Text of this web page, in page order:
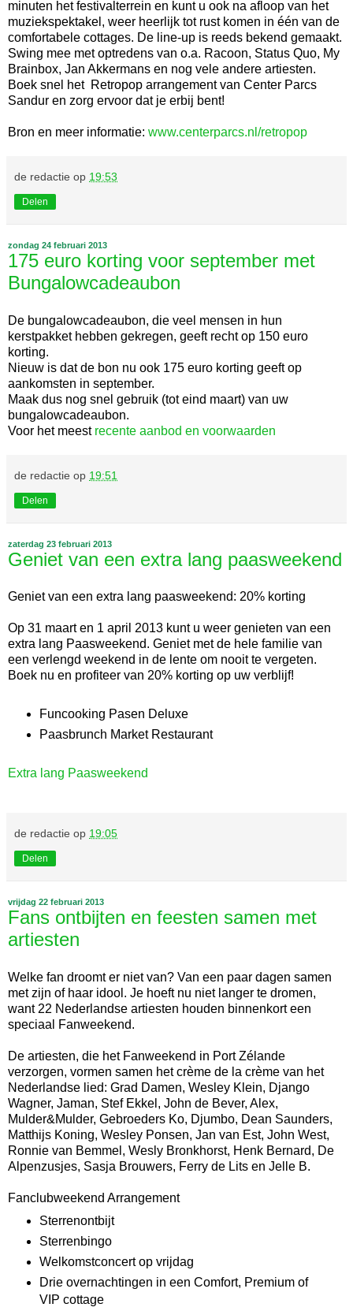
minuten het festivalterrein en kunt u ook na afloop van het
muziekspektakel, weer heerlijk tot rust komen in één van de
comfortabele cottages. De line-up is reeds bekend gemaakt.
Swing mee met optredens van o.a. Racoon, Status Quo, My
Brainbox, Jan Akkermans en nog vele andere artiesten.
Boek snel het Retropop arrangement van Center Parcs
Sandur en zorg ervoor dat je erbij bent!
Bron en meer informatie: www.centerparcs.nl/retropop
de redactie op 19:53
Delen
zondag 24 februari 2013
175 euro korting voor september met
Bungalowcadeaubon
De bungalowcadeaubon, die veel mensen in hun
kerstpakket hebben gekregen, geeft recht op 150 euro
korting.
Nieuw is dat de bon nu ook 175 euro korting geeft op
aankomsten in september.
Maak dus nog snel gebruik (tot eind maart) van uw
bungalowcadeaubon.
Voor het meest recente aanbod en voorwaarden
de redactie op 19:51
Delen
zaterdag 23 februari 2013
Geniet van een extra lang paasweekend
Geniet van een extra lang paasweekend: 20% korting
Op 31 maart en 1 april 2013 kunt u weer genieten van een
extra lang Paasweekend. Geniet met de hele familie van
een verlengd weekend in de lente om nooit te vergeten.
Boek nu en profiteer van 20% korting op uw verblijf!
Funcooking Pasen Deluxe
Paasbrunch Market Restaurant
Extra lang Paasweekend
de redactie op 19:05
Delen
vrijdag 22 februari 2013
Fans ontbijten en feesten samen met
artiesten
Welke fan droomt er niet van? Van een paar dagen samen
met zijn of haar idool. Je hoeft nu niet langer te dromen,
want 22 Nederlandse artiesten houden binnenkort een
speciaal Fanweekend.
De artiesten, die het Fanweekend in Port Zélande
verzorgen, vormen samen het crème de la crème van het
Nederlandse lied: Grad Damen, Wesley Klein, Django
Wagner, Jaman, Stef Ekkel, John de Bever, Alex,
Mulder&Mulder, Gebroeders Ko, Djumbo, Dean Saunders,
Matthijs Koning, Wesley Ponsen, Jan van Est, John West,
Ronnie van Bemmel, Wesly Bronkhorst, Henk Bernard, De
Alpenzusjes, Sasja Brouwers, Ferry de Lits en Jelle B.
Fanclubweekend Arrangement
Sterrenontbijt
Sterrenbingo
Welkomstconcert op vrijdag
Drie overnachtingen in een Comfort, Premium of
VIP cottage